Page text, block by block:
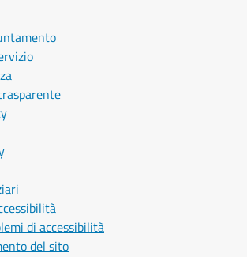
di accessibilità
del sito